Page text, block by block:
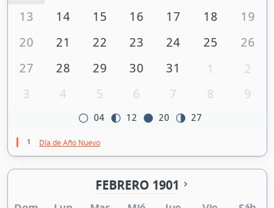
13
14 15 16 17 18
19
20
21 22 23 24 25
26
27
28 29 30 31 1
2
3
4 5 6 7 8 9
04 12 20 27
1 Día de Año Nuevo
FEBRERO 1901